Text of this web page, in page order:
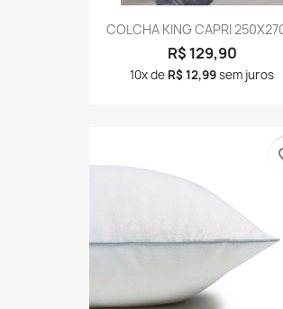
COLCHA KING CAPRI
R$ 129,90
10x de R$ 12,99sem juros